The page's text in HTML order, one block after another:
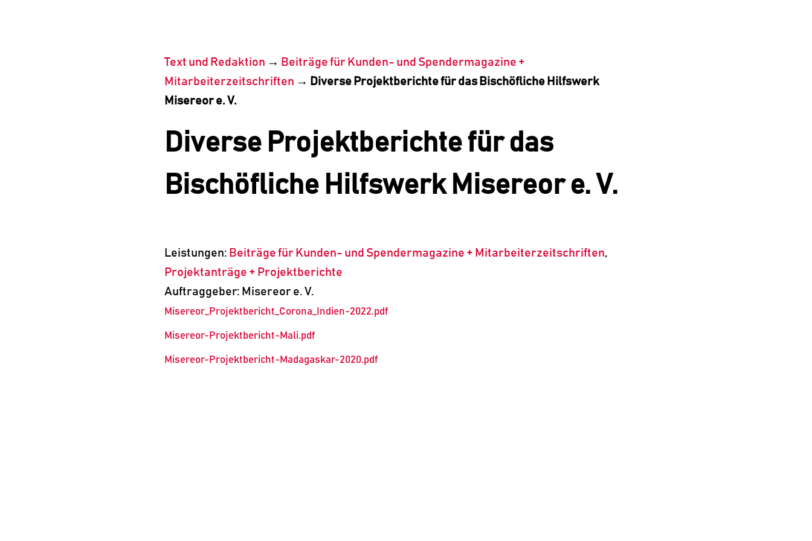
Text und Redaktion → Beiträge für Kunden- und Spendermagazine +
Mitarbeiterzeitschriften → Diverse Projektberichte für das Bischöfliche Hilfswerk
Misereor e. V.
Diverse Projektberichte für das
Bischöfliche Hilfswerk Misereor e. V.
Leistungen: Beiträge für Kunden- und Spendermagazine + Mitarbeiterzeitschriften,
Projektanträge + Projektberichte
Auftraggeber: Misereor e. V.
Misereor_Projektbericht_Corona_Indien-2022.pdf
Misereor-Projektbericht-Mali.pdf
Misereor-Projektbericht-Madagaskar-2020.pdf